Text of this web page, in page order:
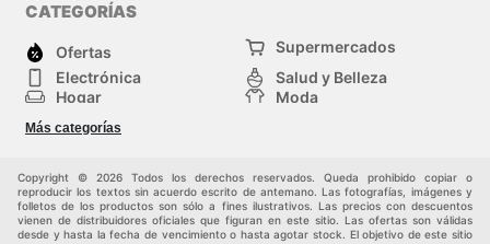
CATEGORÍAS
Ofertas
Supermercados
Electrónica
Salud y Belleza
Hogar
Moda
Herramientas y jardinería
Infancia
Más categorías
Copyright © 2026 Todos los derechos reservados. Queda prohibido copiar o
reproducir los textos sin acuerdo escrito de antemano. Las fotografías, imágenes y
folletos de los productos son sólo a fines ilustrativos. Las precios con descuentos
vienen de distribuidores oficiales que figuran en este sitio. Las ofertas son válidas
desde y hasta la fecha de vencimiento o hasta agotar stock. El objetivo de este sitio